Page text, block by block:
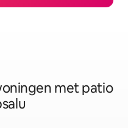
met patio